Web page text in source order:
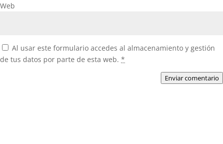
Web
Al usar este formulario accedes al almacenamiento y gestión
de tus datos por parte de esta web. *
Enviar comentario